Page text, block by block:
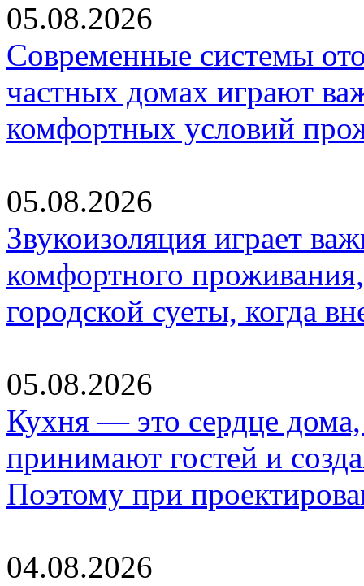
05.08.2026
Современные системы
частных домах играют
комфортных условий
05.08.2026
Звукоизоляция играет
комфортного
городской суеты, когда
05.08.2026
Кухня — это сердце дома,
принимают гостей и
Поэтому при
04.08.2026